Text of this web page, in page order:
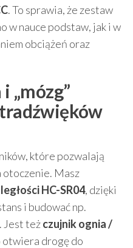
. To sprawia, że zestaw
w nauce podstaw, jak i w
obciążeń oraz
„mózg”
które pozwalają
otoczenie. Masz
HC-SR04, dzięki
i budować np.
Jest teżczujnik ognia /
otwiera drogę do